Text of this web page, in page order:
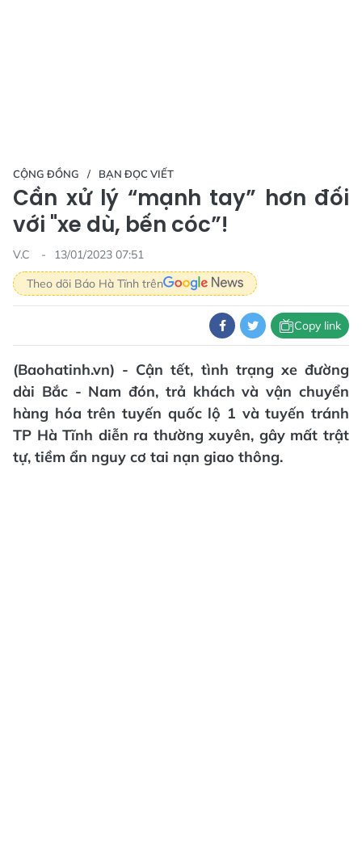
CỘNG ĐỒNG BẠN ĐỌC VIẾT
Cần xử lý “mạnh tay” hơn đối
với "xe dù, bến cóc”!
V.C
13/01/2023 07:51
Theo dõi Báo Hà Tĩnh trên
Copy link
(Baohatinh.vn) - Cận tết, tình trạng xe đường
dài Bắc - Nam đón, trả khách và vận chuyển
hàng hóa trên tuyến quốc lộ 1 và tuyến tránh
TP Hà Tĩnh diễn ra thường xuyên, gây mất trật
tự, tiềm ẩn nguy cơ tai nạn giao thông.